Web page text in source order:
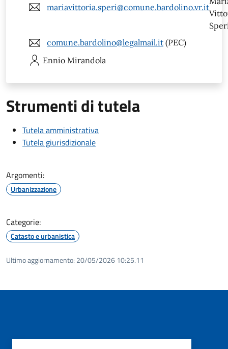
mariavittoria.speri@comune.bardolino.vr.it
comune.bardolino@legalmail.it (PEC)
Ennio Mirandola
Strumenti di tutela
Tutela amministrativa
Tutela giurisdizionale
Argomenti:
Urbanizzazione
Categorie:
Catasto e urbanistica
Ultimo aggiornamento: 20/05/2026 10:25.11